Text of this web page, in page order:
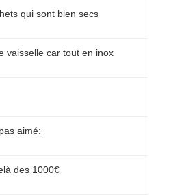
qui sont bien secs
vaisselle car tout en inox
aimé:
des 1000€